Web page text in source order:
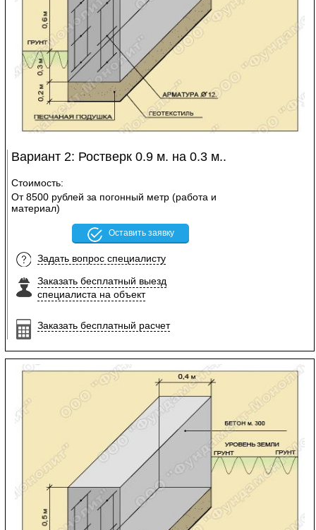
Вариант 2: Ростверк 0.9 м. на 0.3 м..
Стоимость:
От 8500 рублей за погонный метр (работа и
материал)
Оставить заявку
Задать вопрос специалисту
Заказать бесплатный выезд
специалиста на объект
Заказать бесплатный расчет